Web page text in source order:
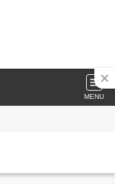
MENU